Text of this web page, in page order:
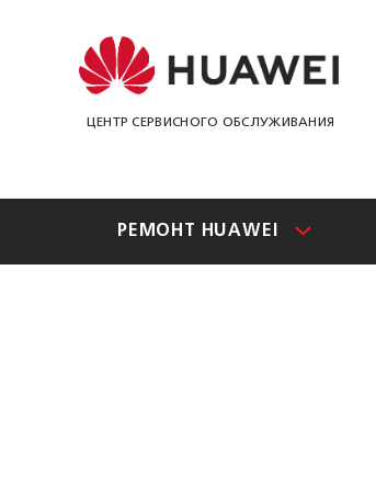
ЦЕНТР СЕРВИСНОГО ОБСЛУЖИВАНИЯ
РЕМОНТ HUAWEI